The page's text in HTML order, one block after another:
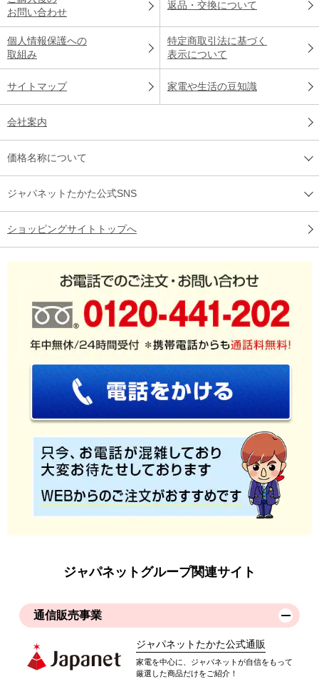
お問い合わせ
返品・交換について
個人情報保護への
取組み
特定商取引法に基づく
表示について
サイトマップ 家電や生活の豆知識
会社案内
価格名称について
ジャパネットたかた公式SNS
ショッピングサイトトップへ
ジャパネットグループ関連サイト
通信販売事業
ジャパネットたかた公式通販
家電を中心に、ジャパネットが自信をもって
厳選した商品だけをご紹介！